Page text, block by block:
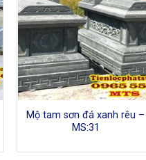
Mộ tam sơn đá xanh rêu –
MS:31